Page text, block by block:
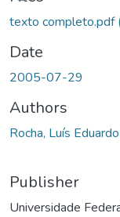
texto completo.pdf
Date
2005-07-29
Authors
Rocha, Luís
Publisher
Universidade